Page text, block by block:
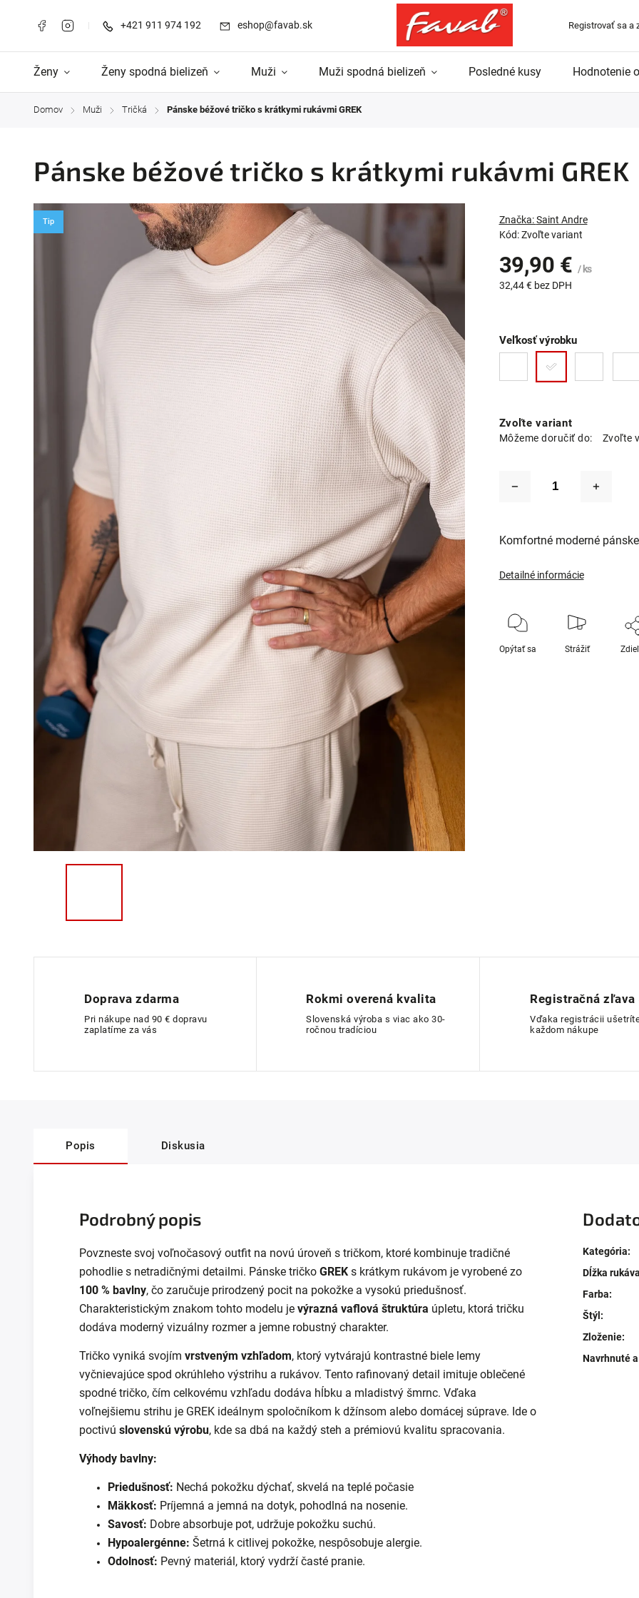
+421 911 974 192 eshop@favab.sk Registrovať sa a
Ženy Ženy spodná bielizeň Muži Muži spodná bielizeň Posledné kusy Hodnotenie
Domov / Muži / Tričká / Pánske béžové tričko s krátkymi rukávmi GREK
Pánske béžové tričko s krátkymi rukávmi GREK
Tip
Kód: Zvoľte variant
Značka:Saint Andre
39,90 € / ks
32,44 € bez DPH
Zvoľte variant
Môžeme doručiť do: Zvoľte
Veľkosť výrobku
Komfortné moderné
Detailné informácie
Opýtať sa Strážiť
Doprava zdarma
Pri nákupe nad 90 € dopravu
zaplatíme za vás
Rokmi overená kvalita
Slovenská výroba s viac ako 30-
ročnou tradíciou
Registračná zľava
Vďaka registrácii
každom nákupe
Popis Diskusia
Podrobný popis
Povzneste svoj voľnočasový outfit na novú úroveň s tričkom, ktoré kombinuje tradičné
pohodlie s netradičnými detailmi. Pánske tričko GREK s krátkym rukávom je vyrobené zo
100 % bavlny, čo zaručuje prirodzený pocit na pokožke a vysokú priedušnosť.
Charakteristickým znakom tohto modelu je výrazná vaflová štruktúra úpletu, ktorá tričku
dodáva moderný vizuálny rozmer a jemne robustný charakter.
Tričko vyniká svojím vrstveným vzhľadom, ktorý vytvárajú kontrastné biele lemy
vyčnievajúce spod okrúhleho výstrihu a rukávov. Tento rafinovaný detail imituje oblečené
spodné tričko, čím celkovému vzhľadu dodáva hĺbku a mladistvý šmrnc. Vďaka
voľnejšiemu strihu je GREK ideálnym spoločníkom k džínsom alebo domácej súprave. Ide o
poctivú slovenskú výrobu, kde sa dbá na každý steh a prémiovú kvalitu spracovania.
Výhody bavlny:
Priedušnosť: Nechá pokožku dýchať, skvelá na teplé počasie
Mäkkosť: Príjemná a jemná na dotyk, pohodlná na nosenie.
Savosť: Dobre absorbuje pot, udržuje pokožku suchú.
Hypoalergénne: Šetrná k citlivej pokožke, nespôsobuje alergie.
Odolnosť: Pevný materiál, ktorý vydrží časté pranie.
Kategória:
Dĺžka
Farba:
Štýl:
Zloženie:
Navrhnuté